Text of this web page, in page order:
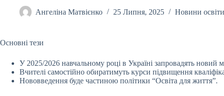
Ангеліна Матвієнко 25 Липня, 2025 Новини освіти
Основні тези
У 2025/2026 навчальному році в Україні запровадять новий
Вчителі самостійно обиратимуть курси підвищення
Нововведення буде частиною політики “Освіта для життя”.